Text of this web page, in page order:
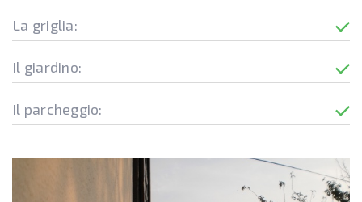
La griglia:
Il giardino:
Il parcheggio: